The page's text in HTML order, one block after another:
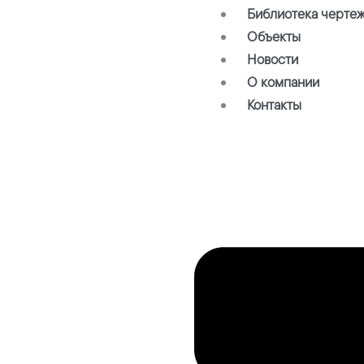
Библиотека
Объекты
Новости
О компании
Контакты